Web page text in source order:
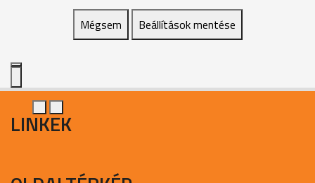
Mégsem Beállítások mentése
LINKEK